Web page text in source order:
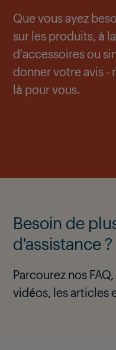
Que vous ayez
sur les produits, à
d'accessoires ou
donner votre avis -
là pour vous.
Besoin de
d'assistance ?
Parcourez nos
vidéos, les articles